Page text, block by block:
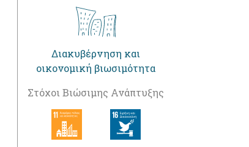
Διακυβέρνηση και
οικονομική βιωσιμότητα
Στόχοι Βιώσιμης Ανάπτυξης